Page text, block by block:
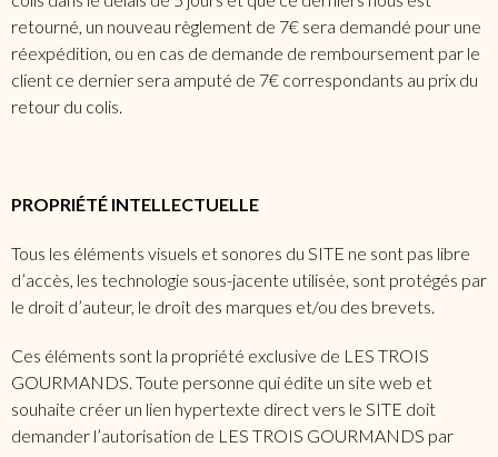
retourné, un nouveau règlement de 7€ sera demandé pour une
réexpédition, ou en cas de demande de remboursement par le
client ce dernier sera amputé de 7€ correspondants au prix du
retour du colis.
PROPRIÉTÉ INTELLECTUELLE
Tous les éléments visuels et sonores du SITE ne sont pas libre
d’accès, les technologie sous-jacente utilisée, sont protégés par
le droit d’auteur, le droit des marques et/ou des brevets.
Ces éléments sont la propriété exclusive de LES TROIS
GOURMANDS. Toute personne qui édite un site web et
souhaite créer un lien hypertexte direct vers le SITE doit
demander l’autorisation de LES TROIS GOURMANDS par